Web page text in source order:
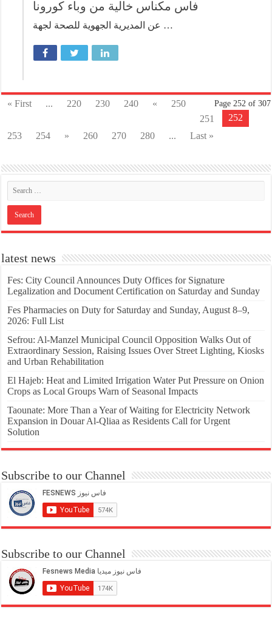
فاس مكناس خالية من وباء كورونا
عن المديرية الجهوية للصحة لجهة …
Page 252 of 307
« First ... 220 230 240 «
250
251
252
253
254 » 260 270 280 ... Last »
latest news
Fes: City Council Announces Duty Offices for Signature
Legalization and Document Certification on Saturday and Sunday
Fes Pharmacies on Duty for Saturday and Sunday, August 8–9,
2026: Full List
Sefrou: Al-Manzel Municipal Council Opposition Walks Out of
Extraordinary Session, Raising Issues Over Street Lighting, Kiosks
and Urban Rehabilitation
El Hajeb: Heat and Limited Irrigation Water Put Pressure on Onion
Crops as Local Groups Warn of Seasonal Impacts
Taounate: More Than a Year of Waiting for Electricity Network
Expansion in Douar Al-Qliaa as Residents Call for Urgent
Solution
Subscribe to our Channel
Subscribe to our Channel